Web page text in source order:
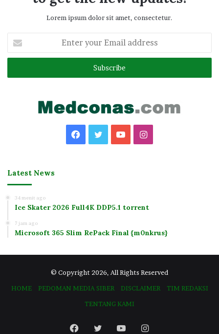
Lorem ipsum dolor sit amet, consectetur.
your
Email
Facebook
TwitterYouTubeInstagram
Latest News
34 menit ago
Ice Skater 2026 Full4K DDP5.1 torrent
7 jam ago
Microsoft 365 Slim RePack Final {m0nkrus}
© Copyright 2026, All Rights Reserved
HOME
PEDOMAN MEDIA SIBER DISCLAIMER
TIM REDAKSI
TENTANG KAMI
Facebook
TwitterYouTubeInstagram